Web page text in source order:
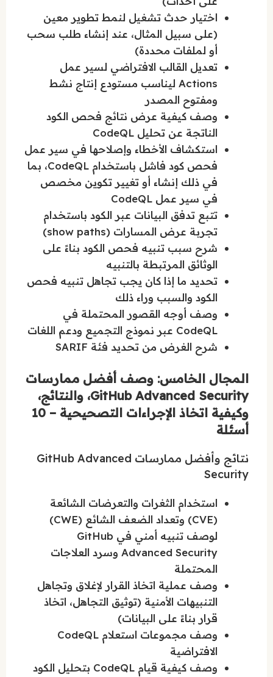
اختيار حدث تشغيل لنمط تطوير معين
(على سبيل المثال، عند إنشاء طلب سحب
أو لملفات محددة)
تعديل القالب الافتراضي لسير عمل
Actions ليناسب مستودع إنتاج نشط
ومفتوح المصدر
وصف كيفية عرض نتائج فحص الكود
الناتجة عن تحليل CodeQL
استكشاف الأخطاء وإصلاحها في سير عمل
فحص كود فاشل باستخدام CodeQL، بما
في ذلك إنشاء أو تغيير تكوين مخصص
في سير عمل CodeQL
تتبع تدفق البيانات عبر الكود باستخدام
تجربة عرض المسارات (show paths)
شرح سبب تنبيه فحص الكود بناءً على
الوثائق المرتبطة بالتنبيه
تحديد ما إذا كان يجب تجاهل تنبيه فحص
الكود والسبب وراء ذلك
وصف أوجه القصور المحتملة في
CodeQL عبر نموذج التجميع ودعم اللغات
شرح الغرض من تحديد فئة SARIF
المجال الخامس: وصف أفضل ممارسات
GitHub Advanced Security، والنتائج،
وكيفية اتخاذ الإجراءات التصحيحية – 10
أسئلة
نتائج وأفضل ممارسات GitHub Advanced
Security
استخدام الثغرات والتعرضات الشائعة
(CVE) وتعداد الضعف الشائع (CWE)
لوصف تنبيه أمني في GitHub
Advanced Security وسرد العلاجات
المحتملة
وصف عملية اتخاذ القرار لإغلاق وتجاهل
التنبيهات الأمنية (توثيق التجاهل، اتخاذ
قرار بناءً على البيانات)
وصف مجموعات استعلام CodeQL
الافتراضية
وصف كيفية قيام CodeQL بتحليل الكود